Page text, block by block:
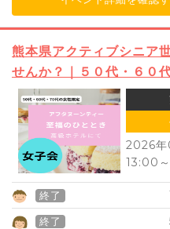
熊本県アクティブシニア
せんか？｜５０代・６０
2026
13:00 ～
終了
終了